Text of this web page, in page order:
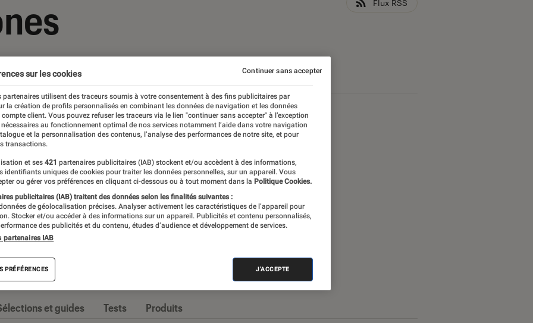
Flux RSS
Constructeurs Smartphones Android
imposé comme l’appareil high-tech par
et tests d’appareils, l’Éclaireur Fnac
quand vient le moment de changer
et guides Tests Produits
sur les cookies
partenaires utilisent des traceurs soumis à votre consentement à des fins publicitaires par
la création de profils personnalisés en combinant les données de navigation et les données
compte client. Vous pouvez refuser les traceurs via le lien "continuer sans accepter" à l’exception
au fonctionnement optimal de nos services notamment l’aide dans votre navigation
et la personnalisation des contenus, l’analyse des performances de notre site, et pour
transactions.
et ses 421 partenaires publicitaires (IAB) stockent et/ou accèdent à des informations,
identifiants uniques de cookies pour traiter les données personnelles, sur un appareil. Vous
ou gérer vos préférences en cliquant ci-dessous ou à tout moment dans la Politique Cookies.
publicitaires (IAB) traitent des données selon les finalités suivantes :
de géolocalisation précises. Analyser activement les caractéristiques de l’appareil pour
Stocker et/ou accéder à des informations sur un appareil. Publicités et contenu personnalisés,
des publicités et du contenu, études d’audience et développement de services.
partenaires IAB
PRÉFÉRENCES J'ACCEPTE
Continuer sans accepter